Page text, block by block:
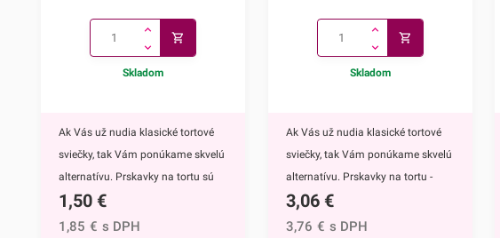
Skladom
Ak Vás už nudia klasické tortové
sviečky, tak Vám ponúkame skvelú
alternatívu. Prskavky na tortu sú
mimoriadne efektným doplnkom
nielen na torty, ale môžete ich
1,50 €
1,85 € s DPH
Skladom
Ak Vás už nudia klasické tortové
sviečky, tak Vám ponúkame skvelú
alternatívu. Prskavky na tortu -
hviezdičky a srdiečka sú
mimoriadne efektným doplnkom
3,06 €
3,76 € s DPH